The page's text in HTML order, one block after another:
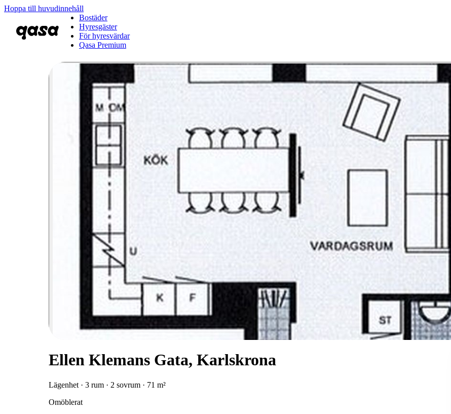
Hoppa till huvudinnehåll
Bostäder
Hyresgäster
För hyresvärdar
Qasa Premium
Ellen Klemans Gata, Karlskrona
Lägenhet · 3 rum · 2 sovrum · 71 m²
Omöblerat